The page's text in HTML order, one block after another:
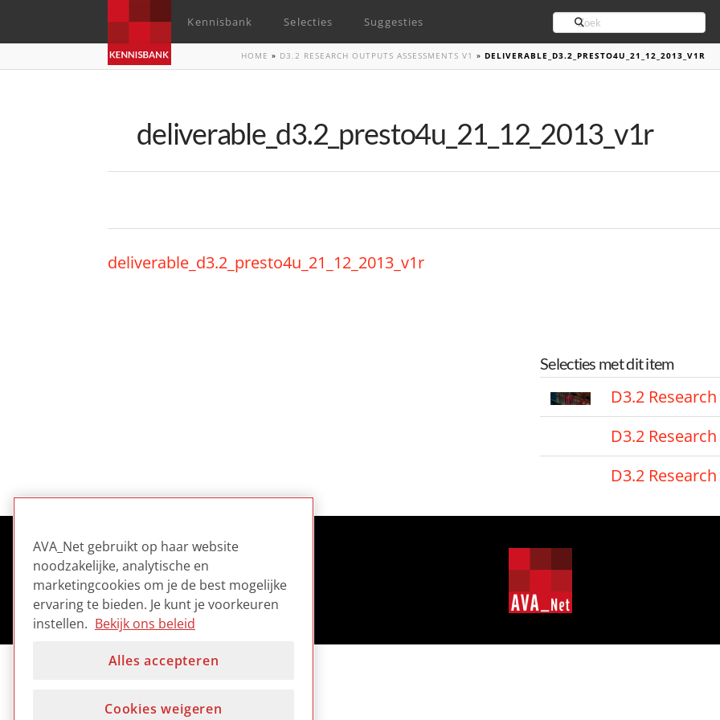
Kennisbank Selecties Suggesties Search
HOME » D3.2 RESEARCH OUTPUTS ASSESSMENTS V1 »DELIVERABLE_D3.2_PRESTO4U_21_12_2013_V1R
deliverable_d3.2_presto4u_21_12_2013_v1r
deliverable_d3.2_presto4u_21_12_2013_v1r
Selecties met dit item
D3.2
D3.2
D3.2
AVA_Net gebruikt op haar website
noodzakelijke, analytische en
marketingcookies om je de best mogelijke
ervaring te bieden. Je kunt je voorkeuren
instellen. Bekijk ons beleid
Alles accepteren
Cookies weigeren